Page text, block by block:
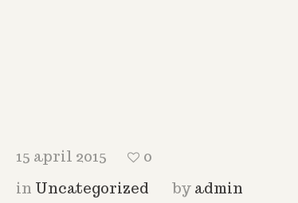
15 april 2015
0
in Uncategorized by admin